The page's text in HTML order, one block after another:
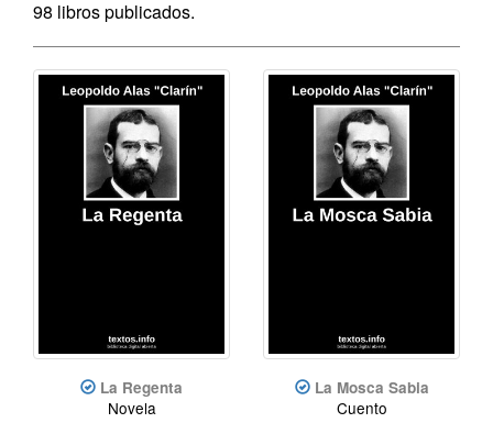
98 libros publicados.
La Regenta
Novela
La Mosca Sabia
Cuento